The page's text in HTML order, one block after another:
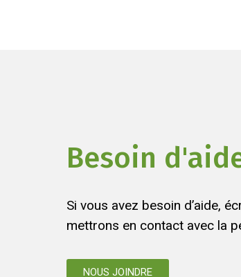
Besoin
Si vous avez besoin d’aide,
mettrons en contact avec la
NOUS JOINDRE